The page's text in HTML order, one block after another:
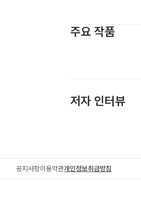
주요 작품
저자 인터뷰
공지사항이용약관개인정보취급방침